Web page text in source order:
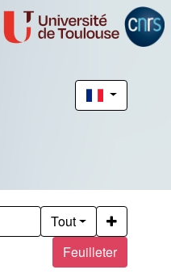
Feuilleter
Tout